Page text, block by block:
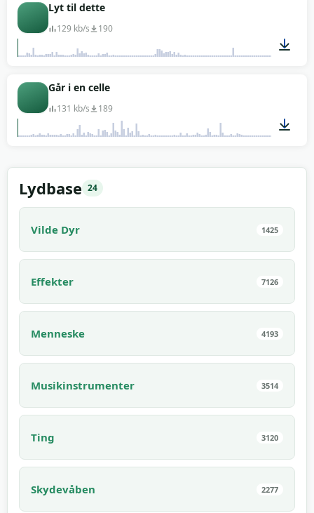
Lyt til dette
129 kb/s 190
Går i en celle
131 kb/s 189
Lydbase 24
Vilde Dyr 1425
Effekter 7126
Menneske 4193
Musikinstrumenter 3514
Ting 3120
Skydevåben 2277